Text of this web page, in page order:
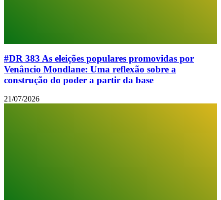
#DR 383 As eleições populares promovidas por
Venâncio Mondlane: Uma reflexão sobre a
construção do poder a partir da base
21/07/2026